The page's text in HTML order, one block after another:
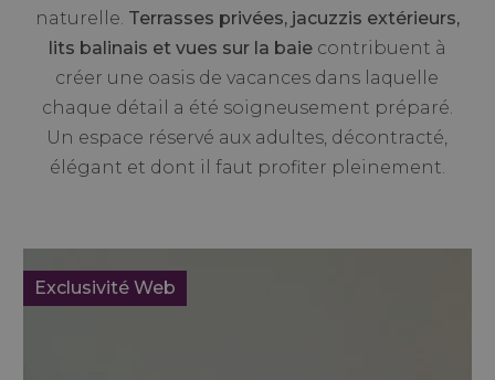
naturelle. Terrasses privées, jacuzzis extérieurs,
lits balinais et vues sur la baie contribuent à
créer une oasis de vacances dans laquelle
chaque détail a été soigneusement préparé.
Un espace réservé aux adultes, décontracté,
élégant et dont il faut profiter pleinement.
Exclusivité Web